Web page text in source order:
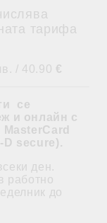
тарифа
/ 40.90 €
се
и онлайн с
secure).
ден.
работно
до